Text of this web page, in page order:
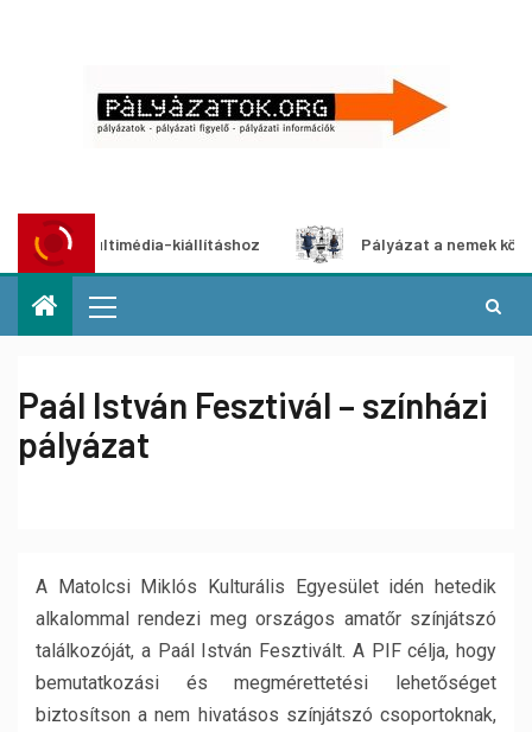
multimédia-kiállításhoz Pályázat a nemek közötti
Paál István Fesztivál – színházi
pályázat
A Matolcsi Miklós Kulturális Egyesület idén hetedik
alkalommal rendezi meg országos amatőr színjátszó
találkozóját, a Paál István Fesztivált. A PIF célja, hogy
bemutatkozási és megmérettetési lehetőséget
biztosítson a nem hivatásos színjátszó csoportoknak,